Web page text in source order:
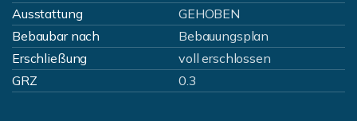
Ausstattung
GEHOBEN
Bebaubar nach
Bebauungsplan
Erschließung
voll erschlossen
GRZ
0.3